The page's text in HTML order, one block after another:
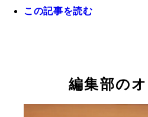
この記事を読む
編集部の